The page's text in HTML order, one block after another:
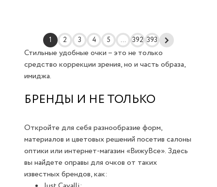
1 2 3 4 5 ... 392 393
Стильные удобные очки – это не только
средство коррекции зрения, но и часть образа,
имиджа.
БРЕНДЫ И НЕ ТОЛЬКО
Откройте для себя разнообразие форм,
материалов и цветовых решений посетив салоны
оптики или интернет-магазин «ВижуВсе». Здесь
вы найдете оправы для очков от таких
известных брендов, как: